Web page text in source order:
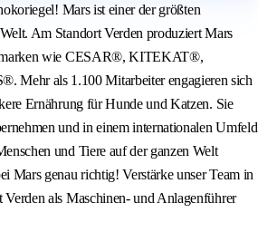
Mars ist einer der größten
Am Standort Verden produziert Mars
wie CESAR®, KITEKAT®,
Mehr als 1.100 Mitarbeiter engagieren sich
Ernährung für Hunde und Katzen. Sie
und in einem internationalen Umfeld
und Tiere auf der ganzen Welt
Mars genau richtig! Verstärke unser Team in
Verden als Maschinen- und Anlagenführer